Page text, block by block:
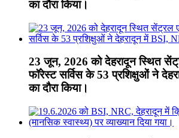
का दौरा किया।
23 जून, 2026 को देहरादून स्थित
फॉरेस्ट सर्विस के 53 प्रशिक्षुओं ने
का दौरा किया।